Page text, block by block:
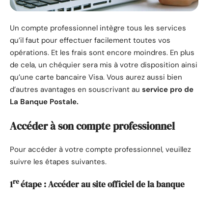
Un compte professionnel intègre tous les services
qu’il faut pour effectuer facilement toutes vos
opérations. Et les frais sont encore moindres. En plus
de cela, un chéquier sera mis à votre disposition ainsi
qu’une carte bancaire Visa. Vous aurez aussi bien
d’autres avantages en souscrivant au service pro de
La Banque Postale.
Accéder à son compte professionnel
Pour accéder à votre compte professionnel, veuillez
suivre les étapes suivantes.
1reétape : Accéder au site officiel de la banque